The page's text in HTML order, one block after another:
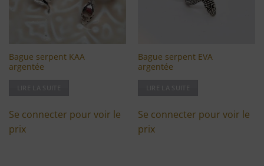
Bague serpent KAA
argentée
Se connecter pour voir le
prix
Bague serpent EVA
argentée
Se connecter pour voir le
prix